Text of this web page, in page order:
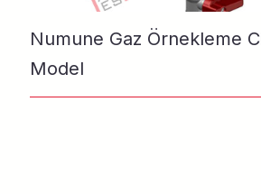
Numune Gaz Örnekleme
Model